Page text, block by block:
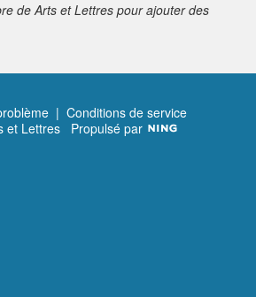
de Arts et Lettres pour ajouter des
| Conditions de service
et Lettres Propulsé par